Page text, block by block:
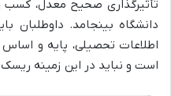
تأثیرگذاری صحیح معدل، کسب
دانشگاه بینجامد. داوطلبان
اطلاعات تحصیلی، پایه و
است و نباید در این زمینه ریسک